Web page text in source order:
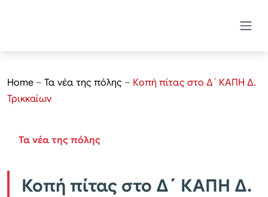
Home – Τα νέα της πόλης – Κοπή πίτας στο Δ΄ ΚΑΠΗ Δ.
Τρικκαίων
Τα νέα της πόλης
Κοπή πίτας στο Δ΄ ΚΑΠΗ Δ.